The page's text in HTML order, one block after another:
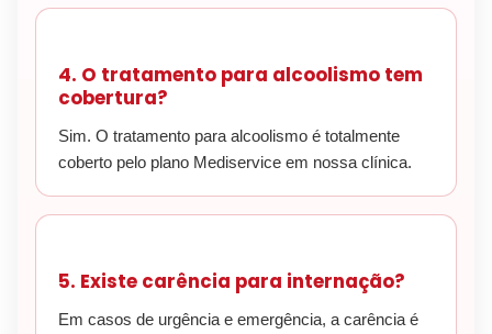
4. O tratamento para alcoolismo tem
cobertura?
Sim. O tratamento para alcoolismo é totalmente
coberto pelo plano Mediservice em nossa clínica.
5. Existe carência para internação?
Em casos de urgência e emergência, a carência é